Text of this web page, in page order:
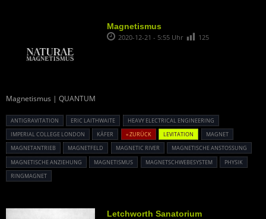
Magnetismus
2020-12-21 - 5:55 Uhr 125
Magnetismus | QUANTUM
ANTIGRAVITATION ERIC LAITHWAITE
HEAVY ELECTRICAL ENGINEERING
IMPERIAL COLLEGE LONDON
KÄFER « ZURÜCK LEVITATION
MAGNET
MAGNETANTRIEB
MAGNETFELD MAGNETIC RIVER
MAGNETISCHE ANSTOSSUNG
MAGNETISCHE ANZIEHUNG
MAGNETISMUS MAGNETSCHWEBESYSTEM
PHYSIK
RINGMAGNET
Letchworth Sanatorium